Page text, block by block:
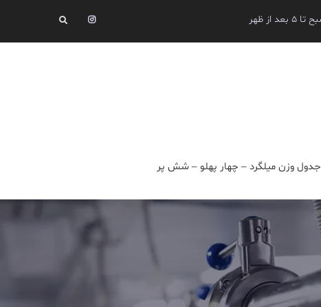
Instagram
Search
جدول وزن میلگرد – چهار پهلو – شش پر